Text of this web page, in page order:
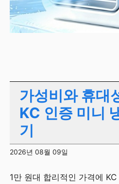
가성비와 휴대
KC 인증 미니
기
2026년 08월 09일
1만 원대 합리적인 가격에